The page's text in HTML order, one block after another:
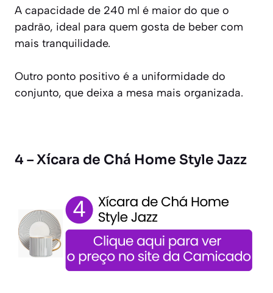
A capacidade de 240 ml é maior do que o
padrão, ideal para quem gosta de beber com
mais tranquilidade.
Outro ponto positivo é a uniformidade do
conjunto, que deixa a mesa mais organizada.
4 – Xícara de Chá Home Style Jazz